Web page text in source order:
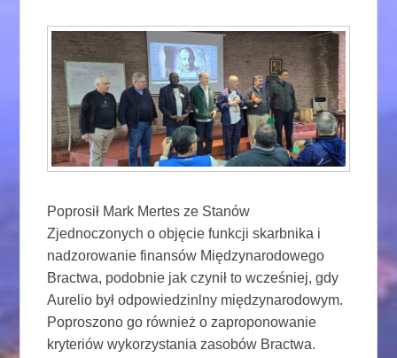
Poprosił Mark Mertes ze Stanów
Zjednoczonych o objęcie funkcji skarbnika i
nadzorowanie finansów Międzynarodowego
Bractwa, podobnie jak czynił to wcześniej, gdy
Aurelio był odpowiedzinlny międzynarodowym.
Poproszono go również o zaproponowanie
kryteriów wykorzystania zasobów Bractwa.